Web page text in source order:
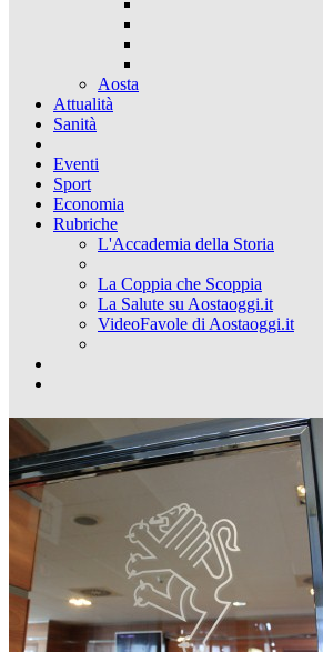
Aosta
Attualità
Sanità
Eventi
Sport
Economia
Rubriche
L'Accademia della Storia
La Coppia che Scoppia
La Salute su Aostaoggi.it
VideoFavole di Aostaoggi.it